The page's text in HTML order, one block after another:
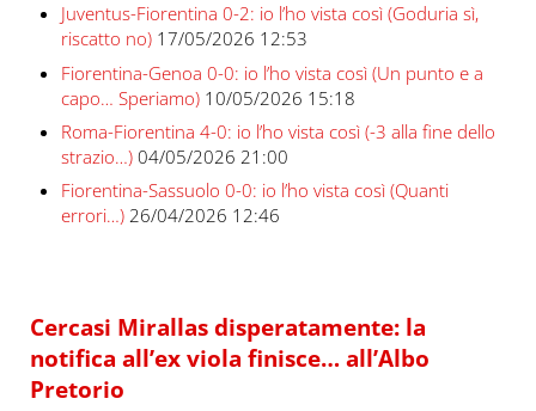
Juventus-Fiorentina 0-2: io l’ho vista così (Goduria sì,
riscatto no) 17/05/2026 12:53
Fiorentina-Genoa 0-0: io l’ho vista così (Un punto e a
capo… Speriamo) 10/05/2026 15:18
Roma-Fiorentina 4-0: io l’ho vista così (-3 alla fine dello
strazio…) 04/05/2026 21:00
Fiorentina-Sassuolo 0-0: io l’ho vista così (Quanti
errori…) 26/04/2026 12:46
Cercasi Mirallas disperatamente: la
notifica all’ex viola finisce… all’Albo
Pretorio